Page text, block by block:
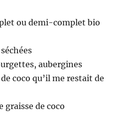
ou demi-complet bio
aubergines
coco qu’il me restait de
graisse de coco